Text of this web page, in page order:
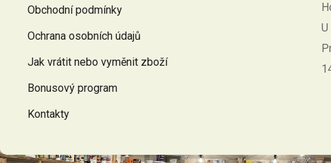
Obchodní podmínky
Ochrana osobních údajů
Jak vrátit nebo vyměnit zboží
Bonusový program
Kontakty